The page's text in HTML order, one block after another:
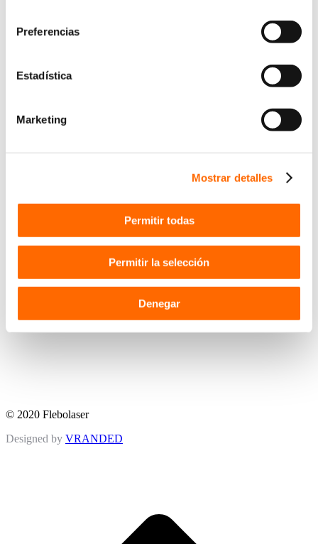
Preferencias
Estadística
Marketing
Mostrar detalles
Permitir todas
Permitir la selección
Denegar
© 2020 Flebolaser
Designed by VRANDED